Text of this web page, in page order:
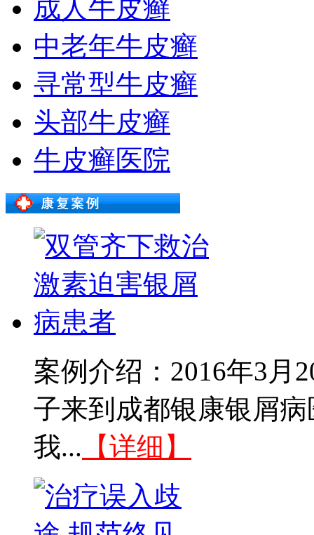
成人牛皮癣
中老年牛皮癣
寻常型牛皮癣
头部牛皮癣
牛皮癣医院
案例介绍：2016年3月
子来到成都银康银屑
我... 【详细】